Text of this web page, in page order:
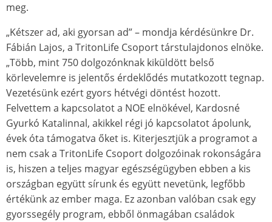
meg.
„Kétszer ad, aki gyorsan ad” – mondja kérdésünkre Dr.
Fábián Lajos, a TritonLife Csoport társtulajdonos elnöke.
„Több, mint 750 dolgozónknak kiküldött belső
körlevelemre is jelentős érdeklődés mutatkozott tegnap.
Vezetésünk ezért gyors hétvégi döntést hozott.
Felvettem a kapcsolatot a NOE elnökével, Kardosné
Gyurkó Katalinnal, akikkel régi jó kapcsolatot ápolunk,
évek óta támogatva őket is. Kiterjesztjük a programot a
nem csak a TritonLife Csoport dolgozóinak rokonságára
is, hiszen a teljes magyar egészségügyben ebben a kis
országban együtt sírunk és együtt nevetünk, legfőbb
értékünk az ember maga. Ez azonban valóban csak egy
gyorssegély program, ebből önmagában családok